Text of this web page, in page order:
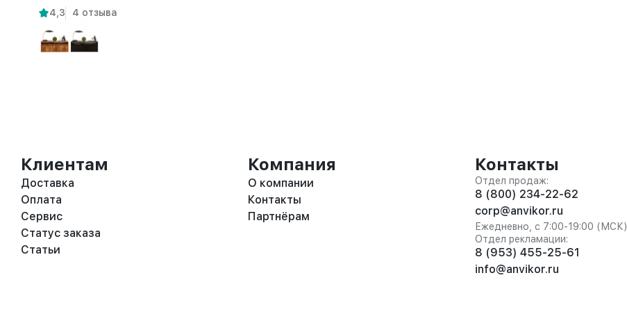
4,3 4 отзыва
Клиентам
Доставка
Оплата
Сервис
Статус заказа
Статьи
Компания
О компании
Контакты
Партнёрам
Контакты
Отдел продаж:
8 (800) 234-22-62
corp@anvikor.ru
Ежедневно, с 7:00-19:00 (МСК)
Отдел рекламации:
8 (953) 455-25-61
info@anvikor.ru